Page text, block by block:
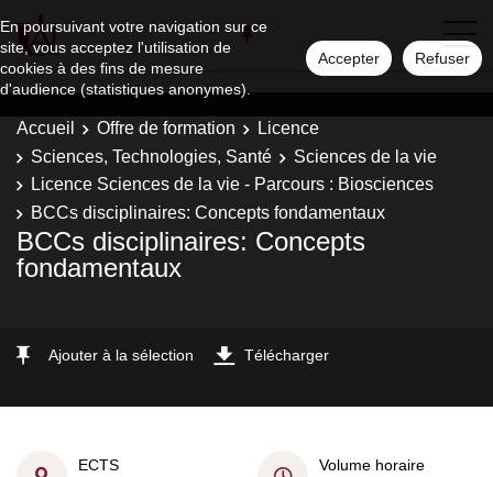
En poursuivant votre navigation sur ce
site, vous acceptez l'utilisation de
cookies à des fins de mesure
d'audience (statistiques anonymes).
Accepter Refuser
Accueil Offre de formation
Licence
Sciences, Technologies, Santé
Sciences de la vie
Licence Sciences de la vie - Parcours : Biosciences
BCCs disciplinaires: Concepts fondamentaux
BCCs disciplinaires: Concepts
fondamentaux
Ajouter à la sélection Télécharger
ECTS
Volume horaire